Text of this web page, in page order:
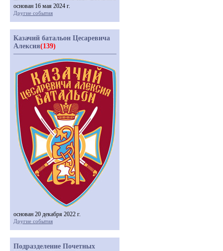
основан 16 мая 2024 г.
Другие события
Казачий батальон Цесаревича
Алексия(139)
основан 20 декабря 2022 г.
Другие события
Подразделение Почетных